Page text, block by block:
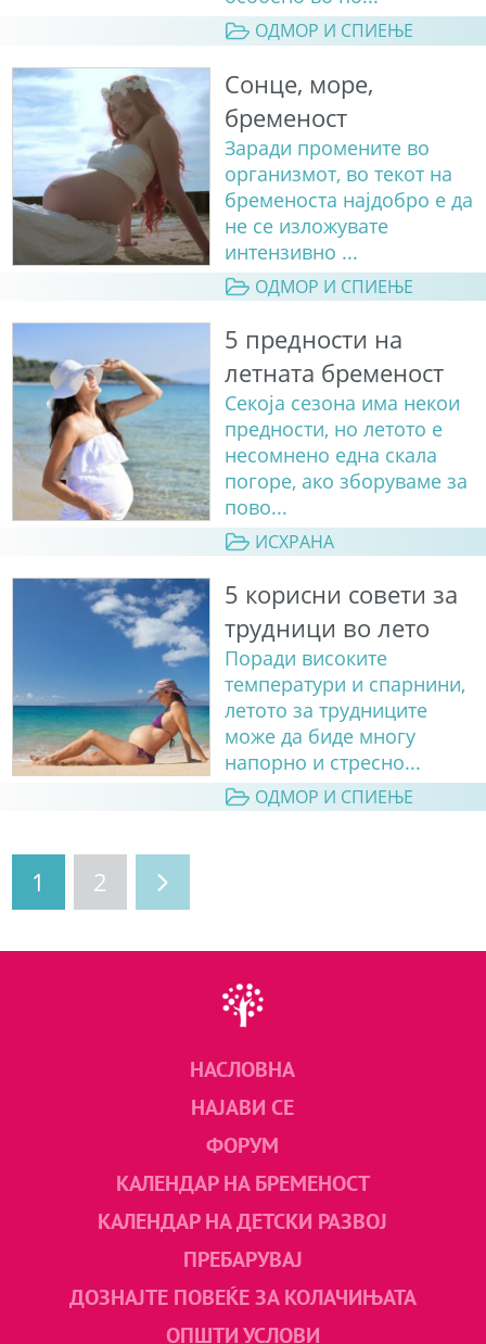
ОДМОР И СПИЕЊЕ
Сонце, море,
бременост
Заради промените во
организмот, во текот на
бременоста најдобро е да
не се изложувате
интензивно ...
ОДМОР И СПИЕЊЕ
5 предности на
летната бременост
Секоја сезона има некои
предности, но летото е
несомнено една скала
погоре, ако зборуваме за
пово...
ИСХРАНА
5 корисни совети за
трудници во лето
Поради високите
температури и спарнини,
летото за трудниците
може да биде многу
напорно и стресно...
ОДМОР И СПИЕЊЕ
1 2
НАСЛОВНА
НАЈАВИ СЕ
ФОРУМ
КАЛЕНДАР НА БРЕМЕНОСТ
КАЛЕНДАР НА ДЕТСКИ РАЗВОЈ
ПРЕБАРУВАЈ
ДОЗНАЈТЕ ПОВЕЌЕ ЗА КОЛАЧИЊАТА
ОПШТИ УСЛОВИ